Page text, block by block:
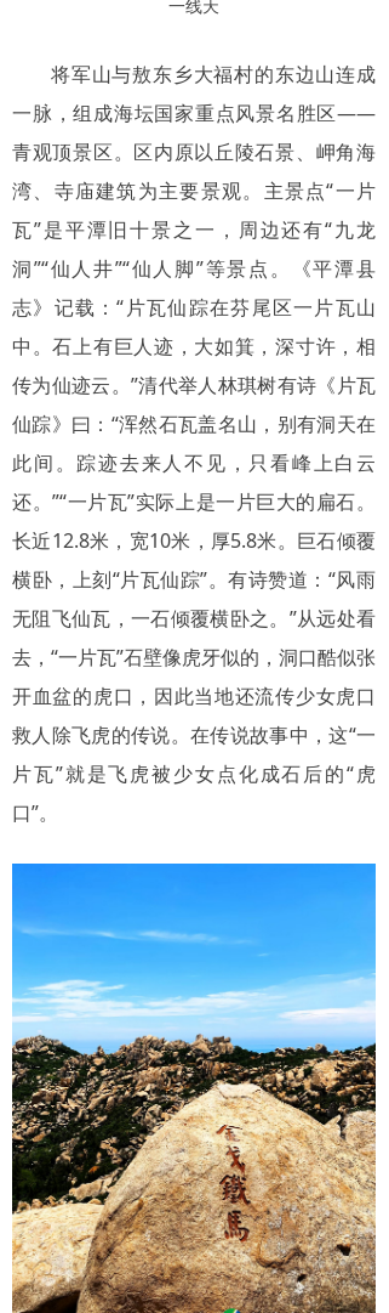
一线天
将军山与敖东乡大福村的东边山连成
一脉，组成海坛国家重点风景名胜区——
青观顶景区。区内原以丘陵石景、岬角海
湾、寺庙建筑为主要景观。主景点“一片
瓦”是平潭旧十景之一，周边还有“九龙
洞”“仙人井”“仙人脚”等景点。《平潭县
志》记载：“片瓦仙踪在芬尾区一片瓦山
中。石上有巨人迹，大如箕，深寸许，相
传为仙迹云。”清代举人林琪树有诗《片瓦
仙踪》曰：“浑然石瓦盖名山，别有洞天在
此间。踪迹去来人不见，只看峰上白云
还。”“一片瓦”实际上是一片巨大的扁石。
长近12.8米，宽10米，厚5.8米。巨石倾覆
横卧，上刻“片瓦仙踪”。有诗赞道：“风雨
无阻飞仙瓦，一石倾覆横卧之。”从远处看
去，“一片瓦”石壁像虎牙似的，洞口酷似张
开血盆的虎口，因此当地还流传少女虎口
救人除飞虎的传说。在传说故事中，这“一
片瓦”就是飞虎被少女点化成石后的“虎
口”。